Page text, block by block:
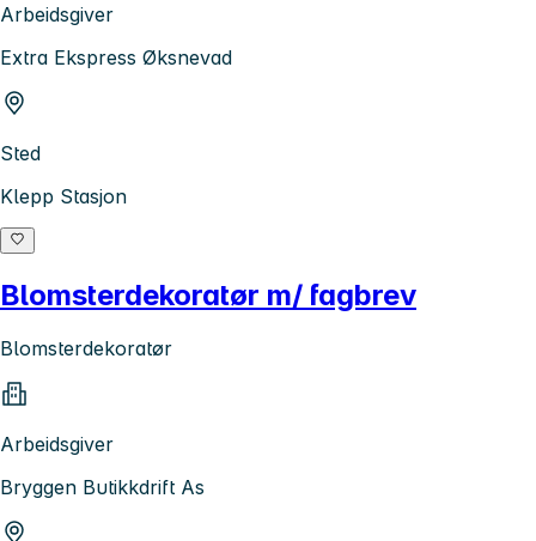
Arbeidsgiver
Extra Ekspress Øksnevad
Sted
Klepp Stasjon
Blomsterdekoratør m/ fagbrev
Blomsterdekoratør
Arbeidsgiver
Bryggen Butikkdrift As